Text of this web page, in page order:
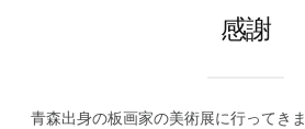
感謝
青森出身の板画家の美術展に行ってき